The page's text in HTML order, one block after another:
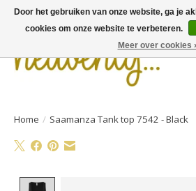
Home / Saamanza Tank top 7542 - Black
Door het gebruiken van onze website, ga je
cookies om onze website te verbeteren.
Meer over cookies